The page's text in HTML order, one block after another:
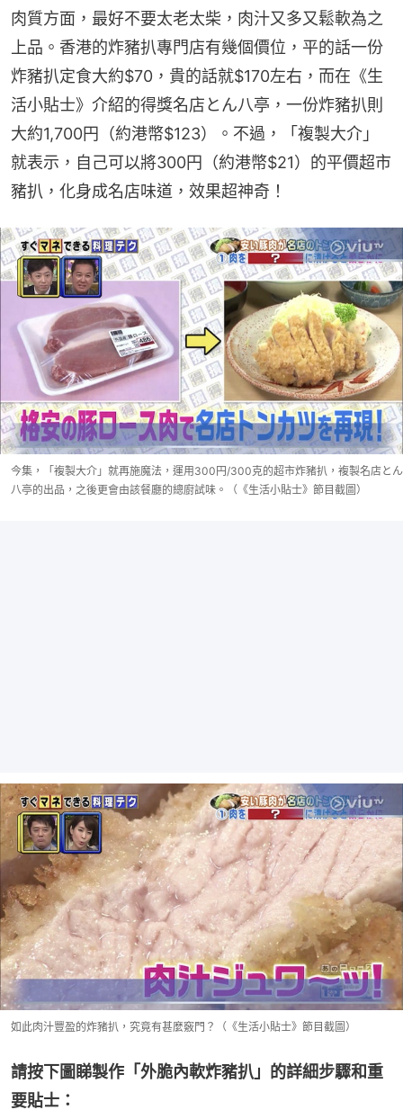
肉質方面，最好不要太老太柴，肉汁又多又鬆軟為之
上品。香港的炸豬扒專門店有幾個價位，平的話一份
炸豬扒定食大約$70，貴的話就$170左右，而在《生
活小貼士》介紹的得獎名店とん八亭，一份炸豬扒則
大約1,700円（約港幣$123）。不過，「複製大介」
就表示，自己可以將300円（約港幣$21）的平價超市
豬扒，化身成名店味道，效果超神奇！
今集，「複製大介」就再施魔法，運用300円/300克的超市炸豬扒，複製名店とん
八亭的出品，之後更會由該餐廳的總廚試味。（《生活小貼士》節目截圖）
如此肉汁豐盈的炸豬扒，究竟有甚麼竅門？（《生活小貼士》節目截圖）
請按下圖睇製作「外脆內軟炸豬扒」的詳細步驟和重
要貼士：